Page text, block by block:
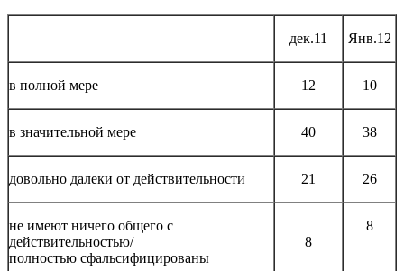
дек.11 Янв.12
в полной мере 12 10
в значительной мере 40 38
довольно далеки от действительности 21 26
не имеют ничего общего с
действительностью/
полностью сфальсифицированы
8
8